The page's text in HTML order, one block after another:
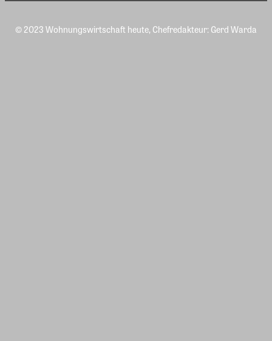
© 2023 Wohnungswirtschaft heute, Chefredakteur: Gerd Warda